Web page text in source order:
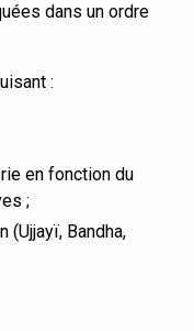
dans un ordre
:
en fonction du
;
(Ujjayï, Bandha,